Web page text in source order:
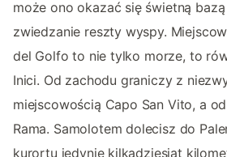
może ono okazać się świetną
zwiedzanie reszty wyspy.
del Golfo to nie tylko morze, to
Inici. Od zachodu graniczy z
miejscowością Capo San Vito, a
Rama. Samolotem dolecisz do
kurortu jedynie kilkadziesiąt